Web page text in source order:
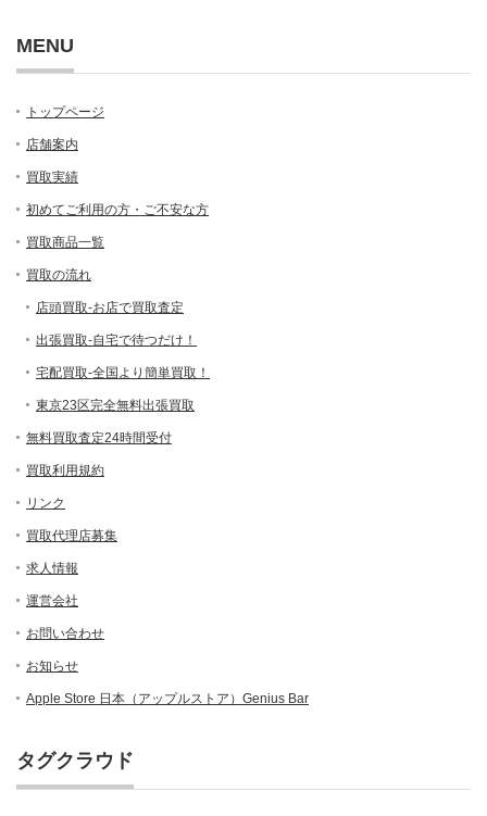
MENU
トップページ
店舗案内
買取実績
初めてご利用の方・ご不安な方
買取商品一覧
買取の流れ
店頭買取-お店で買取査定
出張買取-自宅で待つだけ！
宅配買取-全国より簡単買取！
東京23区完全無料出張買取
無料買取査定24時間受付
買取利用規約
リンク
買取代理店募集
求人情報
運営会社
お問い合わせ
お知らせ
Apple Store 日本（アップルストア）Genius Bar
タグクラウド